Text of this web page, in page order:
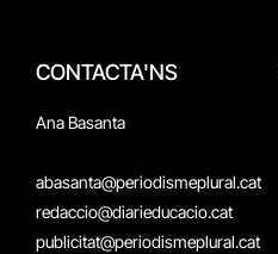
CONTACTA'NS
Ana Basanta
abasanta@periodismeplural.cat
redaccio@diarieducacio.cat
publicitat@periodismeplural.cat